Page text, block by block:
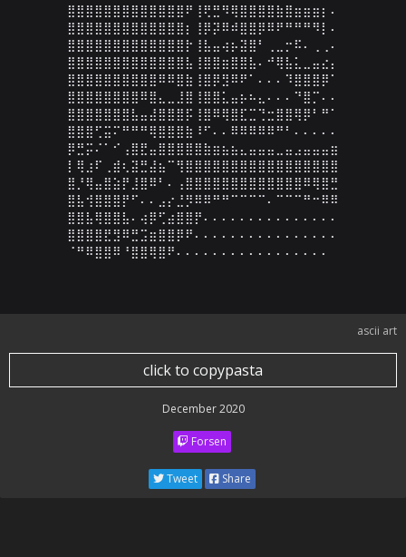
⣿⣿⣿⣿⣿⣿⣿⣿⣿⣿⣿⣿⣿⠟⢸⢟⣛⠻⢿⣿⣿⣿⣿⣷⣿⣶⣶⣶⡆⠄
⣿⣿⣿⣿⣿⣿⣿⣿⣿⣿⣿⣿⣿⡆⢸⡿⡽⠿⠾⣿⣿⡿⠿⠟⠛⠛⠛⠻⡇⠄
⣿⣿⣿⣿⣿⣿⣿⣿⣿⣿⣿⣿⣿⡗⢸⣧⣤⢴⡦⣽⣿⠃⢀⣀⡒⠯⠄⢀⢀⠄
⣿⣿⣿⣿⣿⣿⣿⣿⣿⣿⣿⣿⣿⣧⢸⣿⣿⣶⣿⣿⣧⠄⠚⢿⣧⣅⣀⣤⣔⡄
⣿⣿⣿⣿⣿⣿⣿⣿⣿⣿⠿⠿⣿⣷⢸⣿⡿⣻⠿⠟⠁⠄⠄⠄⠹⣿⣿⣿⡿⠁
⣿⣿⣿⣿⣿⣿⣿⣿⠿⣿⣄⣀⣸⣿⢸⣿⣿⣅⣤⡦⠦⣄⠄⠄⠄⠙⣿⡉⠄⠄
⣿⣿⣿⣿⣿⣿⣿⣧⣤⣼⣿⣿⣿⡯⢸⣿⠿⢿⣿⣏⣉⢙⣒⣿⣿⢿⡿⠃⠛⠁
⣿⣿⣿⢋⣭⠍⠛⠛⠛⢿⣿⣿⣿⣷⠸⠋⠄⠄⠿⠿⠿⠿⠿⠛⠃⠄⠄⠄⠄⠄
⡿⣛⡭⠌⠁⠊⢠⣿⣟⣤⣿⣿⣿⣿⣿⣷⣶⣦⣦⣄⣤⣤⣤⣀⣤⣠⣤⣤⣤⣶
⡇⢿⣰⠏⢀⣾⢆⣽⣛⣼⣦⠉⢻⣿⣿⣿⣿⣿⣿⣿⣿⣿⣿⣿⣿⣿⣿⣿⣿⣿
⣿⡘⢿⣤⣿⣵⡟⣸⣿⠿⠃⠄⢠⣿⣿⣿⣿⣿⣿⣿⣿⣿⣿⣿⣿⣿⠿⢿⣿⣛
⣿⣧⢺⣿⣿⣿⡟⠋⠄⠄⣠⡔⣘⡻⠿⠿⠛⠛⠉⠉⠉⠉⠄⠉⠉⠉⠛⠒⠿⠿
⣿⣿⣧⢿⣿⣿⣧⠄⢴⡿⢋⣴⣿⣿⡟⠄⠄⠄⠄⠄⠄⠄⠄⠄⠄⠄⠄⠄⠄⠄
⣿⣿⣿⣿⣟⣻⠿⣛⣩⣶⣿⣿⡿⠟⠄⠄⠄⠄⠄⠄⠄⠄⠄⠄⠄⠄⠄⠄⠄⠄
⠈⠛⠿⣿⣿⠿⠘⣿⣿⢿⣿⠟⠄⠄⠄⠄⠄⠄⠄⠄⠄⠄⠄⠄⠄⠄⠄⠄⠄
ascii art
click to copypasta
December 2020
Forsen
Tweet Share